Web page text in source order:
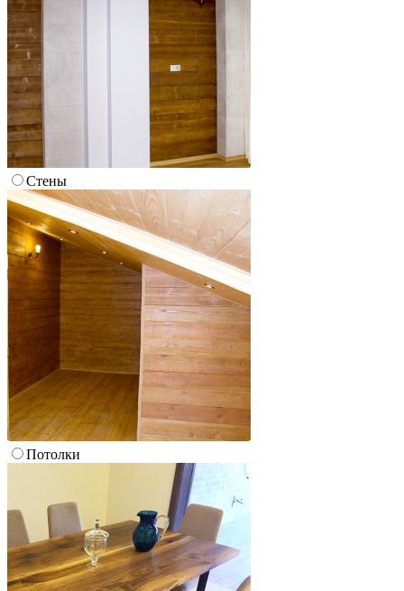
Стены
Потолки